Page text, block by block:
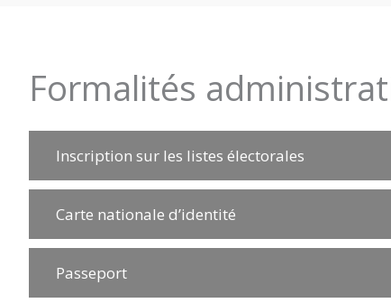
MAZERAY
Formalités
Inscription sur les listes électorales
Carte nationale d’identité
Passeport